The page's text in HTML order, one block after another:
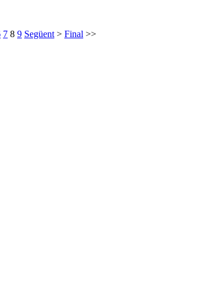
7 8 9 Següent > Final >>